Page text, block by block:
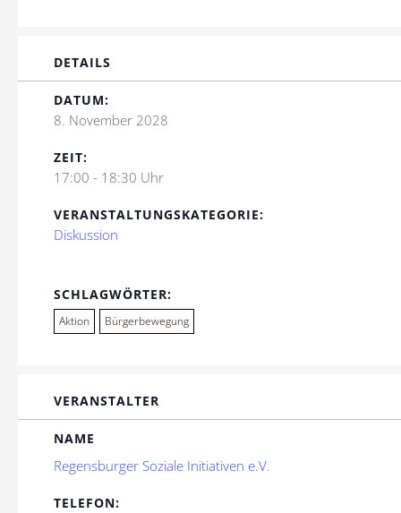
DETAILS
DATUM:
8. November 2028
ZEIT:
17:00 - 18:30 Uhr
VERANSTALTUNGSKATEGORIE:
Diskussion
SCHLAGWÖRTER:
Aktion Bürgerbewegung
VERANSTALTER
NAME
Regensburger Soziale Initiativen e.V.
TELEFON: